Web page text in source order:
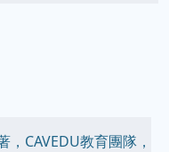
CAVEDU教育團隊，